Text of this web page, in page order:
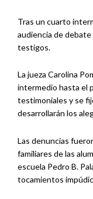
Tras un cuarto
audiencia de
testigos.
La jueza Carolina
intermedio hasta el
testimoniales y se
desarrollarán los
Las denuncias
familiares de las
escuela Pedro B.
tocamientos